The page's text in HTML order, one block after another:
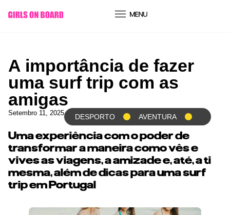
conteúdo
A importância de fazer
uma surf trip com as
amigas
Setembro 11, 2025 DESPORTO AVENTURA
Uma experiência com o poder de
transformar a maneira como vês e
vives as viagens, a amizade e, até, a ti
mesma, além de dicas para uma surf
trip em Portugal